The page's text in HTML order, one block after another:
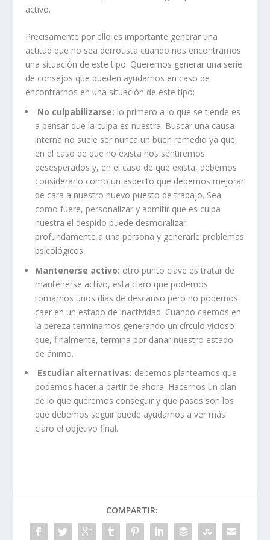
activo.
Precisamente por ello es importante generar una
actitud que no sea derrotista cuando nos encontramos
una situación de este tipo. Queremos generar una serie
de consejos que pueden ayudarnos en caso de
encontrarnos en una situación de este tipo:
No culpabilizarse: lo primero a lo que se tiende es
a pensar que la culpa es nuestra. Buscar una causa
interna no suele ser nunca un buen remedio ya que,
en el caso de que no exista nos sentiremos
desesperados y, en el caso de que exista, debemos
considerarlo como un aspecto que debemos mejorar
de cara a nuestro nuevo puesto de trabajo. Sea
como fuere, personalizar y admitir que es culpa
nuestra el despido puede desmoralizar
profundamente a una persona y generarle problemas
psicológicos.
Mantenerse activo: otro punto clave es tratar de
mantenerse activo, esta claro que podemos
tomarnos unos días de descanso pero no podemos
caer en un estado de inactividad. Cuando caemos en
la pereza terminamos generando un círculo vicioso
que, finalmente, termina por dañar nuestro estado
de ánimo.
Estudiar alternativas: debemos plantearnos que
podemos hacer a partir de ahora. Hacernos un plan
de lo que queremos conseguir y que pasos son los
que debemos seguir puede ayudarnos a ver más
claro el objetivo final.
COMPARTIR: